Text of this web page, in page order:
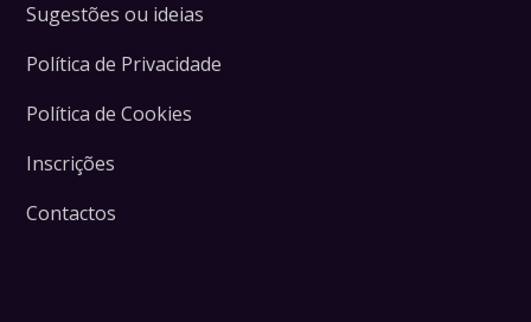
Sugestões ou ideias
Política de Privacidade
Política de Cookies
Inscrições
Contactos